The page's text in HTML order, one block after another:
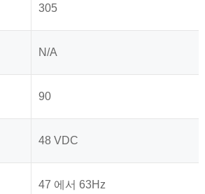
305
N/A
90
48 VDC
47 에서 63Hz